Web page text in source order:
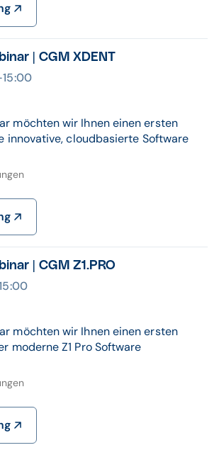
| CGM XDENT
möchten wir Ihnen einen ersten
innovative, cloudbasierte Software
| CGM Z1.PRO
möchten wir Ihnen einen ersten
moderne Z1 Pro Software